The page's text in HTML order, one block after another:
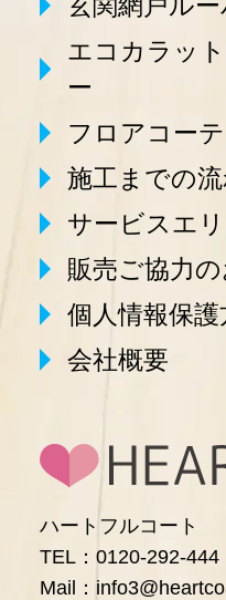
玄関網戸ルー
エコカラッ
ー
フロアコー
施工までの
サービスエ
販売ご協力
個人情報保護
会社概要
ハートフルコート
TEL：0120-292-444
Mail：